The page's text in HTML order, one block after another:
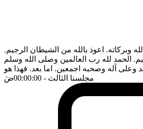
وبركاته. اعوذ بالله من الشيطان الرجيم.
الحمد لله رب العالمين وصلى الله وسلم
وعلى آله وصحبه اجمعين. اما بعد. فهذا هو
مجلسنا الثالث - 00:00:00 ضَ